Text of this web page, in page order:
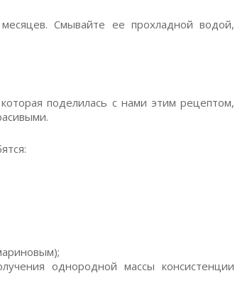
Смывайте ее прохладной водой,
поделилась с нами этим рецептом,
однородной массы консистенции